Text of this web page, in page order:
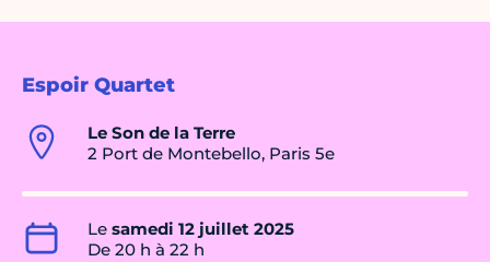
Espoir Quartet
Le Son de la Terre
2 Port de Montebello, Paris 5e
Le samedi 12 juillet 2025
De 20 h à 22 h